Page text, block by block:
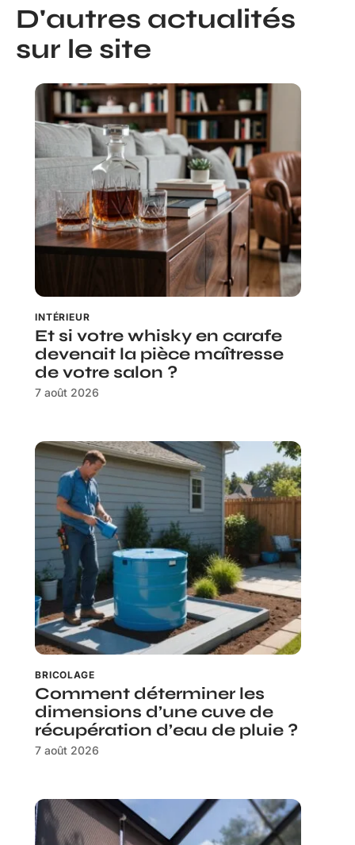
D'autres actualités
sur le site
INTÉRIEUR
Et si votre whisky en carafe
devenait la pièce maîtresse
de votre salon ?
7 août 2026
BRICOLAGE
Comment déterminer les
dimensions d’une cuve de
récupération d’eau de pluie ?
7 août 2026